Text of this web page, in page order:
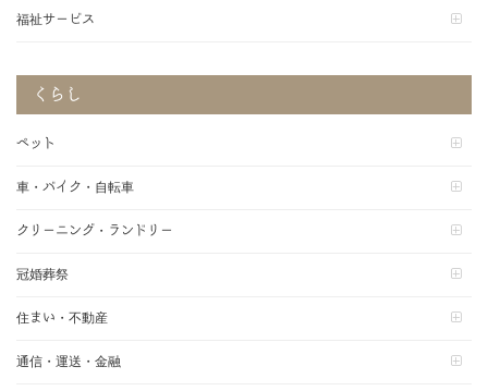
福祉サービス
くらし
ペット
車・バイク・自転車
クリーニング・ランドリー
冠婚葬祭
住まい・不動産
通信・運送・金融